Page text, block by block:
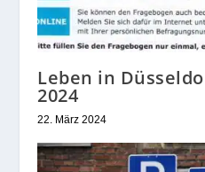
Leben in
2024
22. März 2024